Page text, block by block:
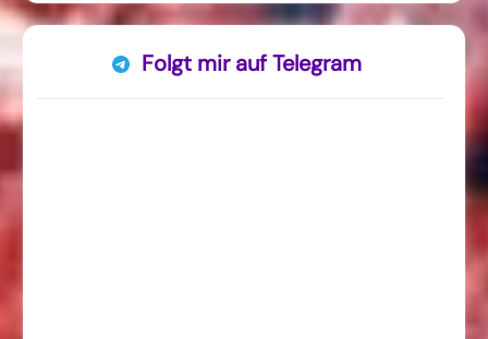
Folgt mir auf Telegram